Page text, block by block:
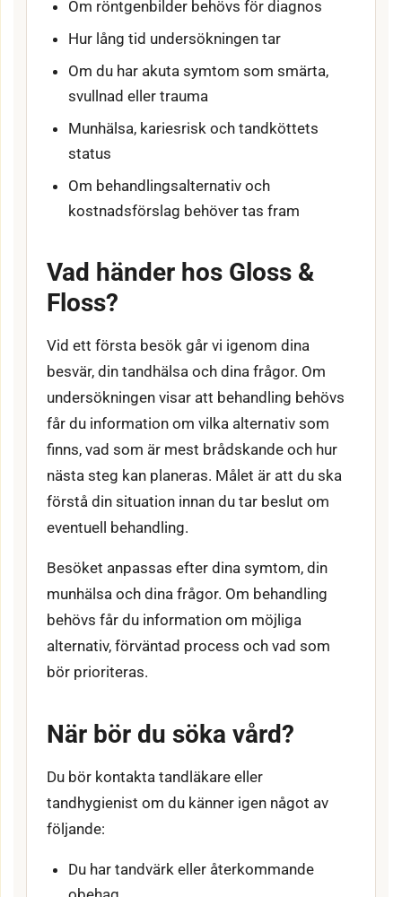
Om röntgenbilder behövs för diagnos
Hur lång tid undersökningen tar
Om du har akuta symtom som smärta,
svullnad eller trauma
Munhälsa, kariesrisk och tandköttets
status
Om behandlingsalternativ och
kostnadsförslag behöver tas fram
Vad händer hos Gloss &
Floss?
Vid ett första besök går vi igenom dina
besvär, din tandhälsa och dina frågor. Om
undersökningen visar att behandling behövs
får du information om vilka alternativ som
finns, vad som är mest brådskande och hur
nästa steg kan planeras. Målet är att du ska
förstå din situation innan du tar beslut om
eventuell behandling.
Besöket anpassas efter dina symtom, din
munhälsa och dina frågor. Om behandling
behövs får du information om möjliga
alternativ, förväntad process och vad som
bör prioriteras.
När bör du söka vård?
Du bör kontakta tandläkare eller
tandhygienist om du känner igen något av
följande:
Du har tandvärk eller återkommande